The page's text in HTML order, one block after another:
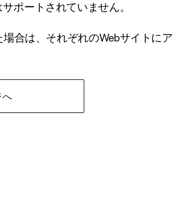
ポートされていません。
合は、それぞれのWebサイトに
へ